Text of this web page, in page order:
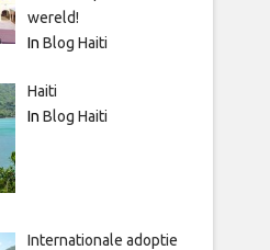
wereld!
In Blog Haiti
Haiti
In Blog Haiti
Internationale adoptie